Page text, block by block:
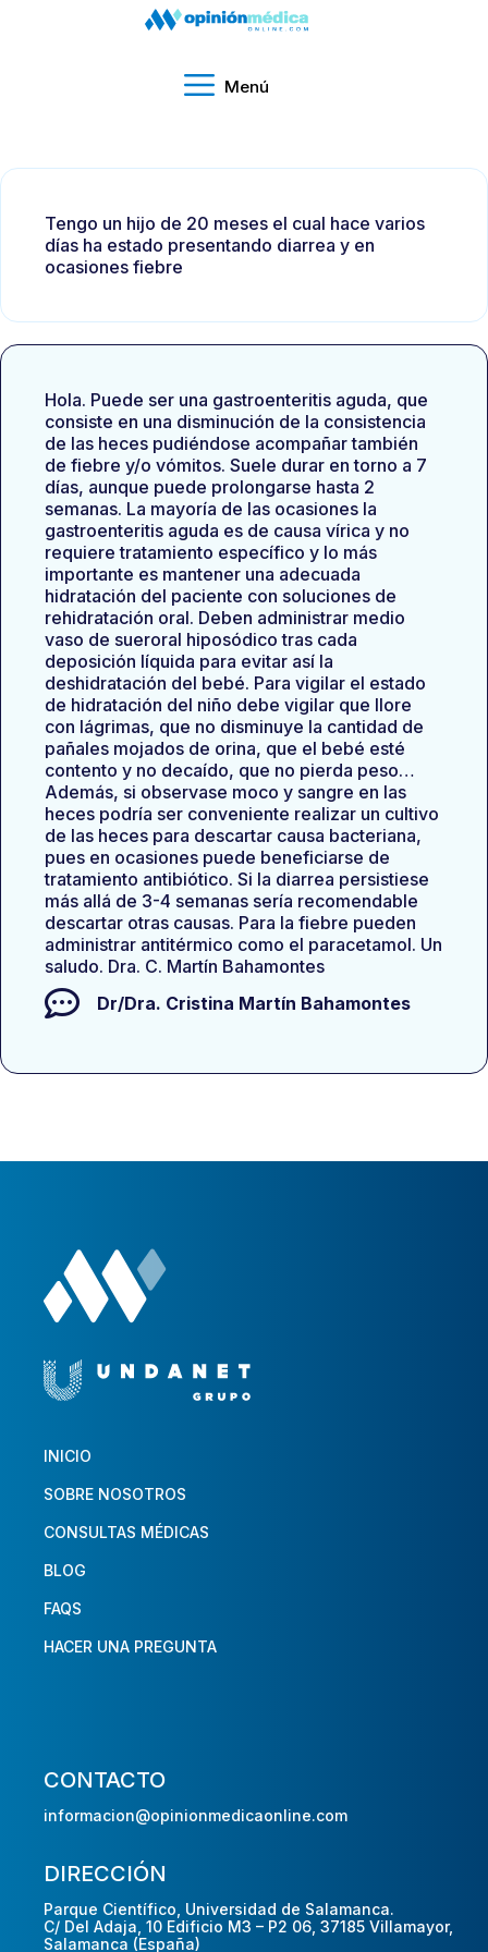
Menú
Tengo un hijo de 20 meses el cual hace varios
días ha estado presentando diarrea y en
ocasiones fiebre
Hola. Puede ser una gastroenteritis aguda, que
consiste en una disminución de la consistencia
de las heces pudiéndose acompañar también
de fiebre y/o vómitos. Suele durar en torno a 7
días, aunque puede prolongarse hasta 2
semanas. La mayoría de las ocasiones la
gastroenteritis aguda es de causa vírica y no
requiere tratamiento específico y lo más
importante es mantener una adecuada
hidratación del paciente con soluciones de
rehidratación oral. Deben administrar medio
vaso de sueroral hiposódico tras cada
deposición líquida para evitar así la
deshidratación del bebé. Para vigilar el estado
de hidratación del niño debe vigilar que llore
con lágrimas, que no disminuye la cantidad de
pañales mojados de orina, que el bebé esté
contento y no decaído, que no pierda peso…
Además, si observase moco y sangre en las
heces podría ser conveniente realizar un cultivo
de las heces para descartar causa bacteriana,
pues en ocasiones puede beneficiarse de
tratamiento antibiótico. Si la diarrea persistiese
más allá de 3-4 semanas sería recomendable
descartar otras causas. Para la fiebre pueden
administrar antitérmico como el paracetamol. Un
saludo. Dra. C. Martín Bahamontes
Dr/Dra. Cristina Martín Bahamontes
INICIO
SOBRE NOSOTROS
CONSULTAS MÉDICAS
BLOG
FAQS
HACER UNA PREGUNTA
CONTACTO
informacion@opinionmedicaonline.com
DIRECCIÓN
Parque Científico, Universidad de Salamanca.
C/ Del Adaja, 10 Edificio M3 – P2 06, 37185 Villamayor,
Salamanca (España)